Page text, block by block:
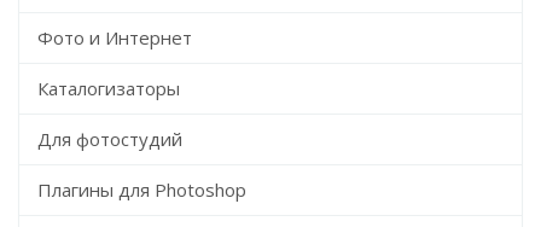
Фото и Интернет
Каталогизаторы
Для фотостудий
Плагины для Photoshop